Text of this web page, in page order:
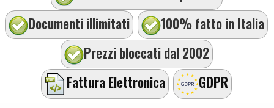
Documenti illimitati
100% fatto in Italia
Prezzi bloccati dal 2002
Fattura Elettronica
GDPR